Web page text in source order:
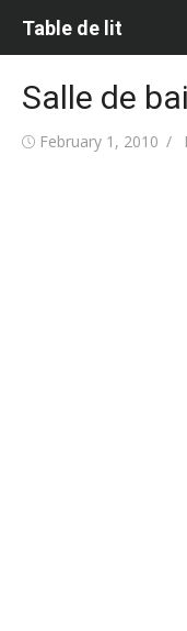
Table de lit
Salle de
Posted
February 1, 2010